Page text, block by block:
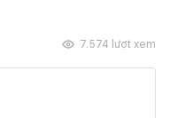
7.574 lượt xem